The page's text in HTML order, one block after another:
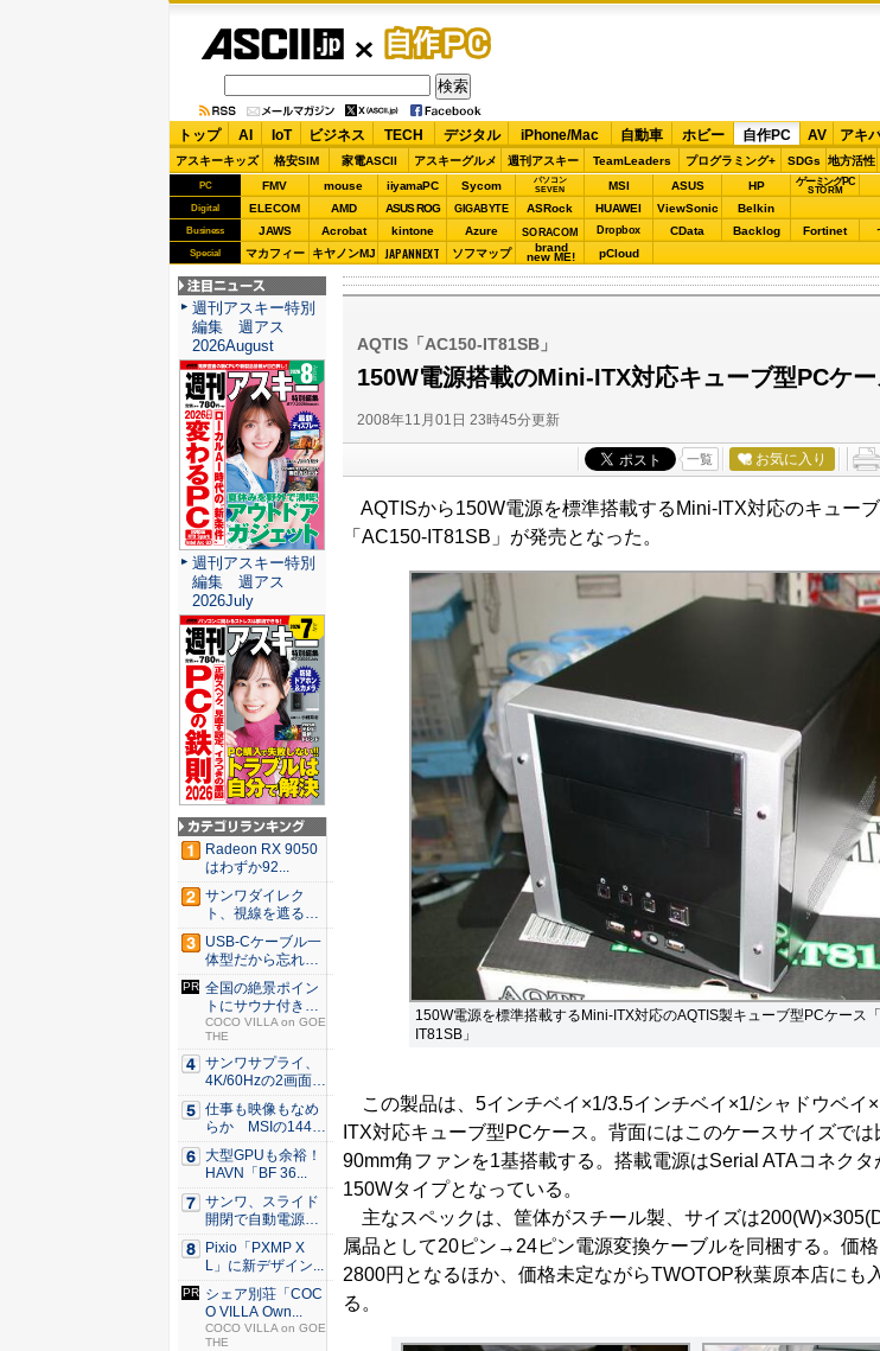
自作PC
トップ AI IoT ビジネス TECH デジタル iPhone/Mac 自動車 ホビー 自作PC AV アキ
アスキーキッズ 格安SIM 家電ASCII アスキーグルメ 週刊アスキー TeamLeaders プログラミング+ SDGs 地方活性
PC FMV mouse iiyamaPC Sycom
パソコン
SEVEN
MSI ASUS HP ゲーミングPC
STORM
Digital ELECOM AMD ASUS ROG GIGABYTE ASRock HUAWEI ViewSonic Belkin
Business JAWS Acrobat kintone Azure SORACOM Dropbox CData Backlog Fortinet
Special マカフィー キヤノンMJ JAPANNEXT ソフマップ brand
new ME! pCloud
AQTIS「AC150-IT81SB」
150W電源搭載のMini-ITX対応キューブ型PCケ
2008年11月01日 23時45分更新
一覧 お気に入り
AQTISから150W電源を標準搭載するMini-ITX対応のキュー
「AC150-IT81SB」が発売となった。
150W電源を標準搭載するMini-ITX対応のAQTIS製キューブ型PCケース
IT81SB」
この製品は、5インチベイ×1/3.5インチベイ×1/シャドウベイ
ITX対応キューブ型PCケース。背面にはこのケースサイズで
90mm角ファンを1基搭載する。搭載電源はSerial ATAコネクタ
150Wタイプとなっている。
主なスペックは、筐体がスチール製、サイズは
属品として20ピン→24ピン電源変換ケーブルを同梱する。価
2800円となるほか、価格未定ながらTWOTOP秋葉原本店にも
る。
注目ニュース
週刊アスキー特別
編集 週アス
2026August
週刊アスキー特別
編集 週アス
2026July
Radeon RX 9050
はわずか92...
サンワダイレク
ト、視線を遮るフ
ェルト製デ...
USB-Cケーブル一
体型だから忘れな
い！...
全国の絶景ポイン
トにサウナ付きの
シェア別...
COCO VILLA on GOE
THE
サンワサプライ、
4K/60Hzの2画面
出...
仕事も映像もなめ
らか MSIの144H
z...
大型GPUも余裕！
HAVN「BF 36...
サンワ、スライド
開閉で自動電源O
N/OF...
Pixio「PXMP X
L」に新デザイン...
シェア別荘「COC
O VILLA Own...
COCO VILLA on GOE
THE